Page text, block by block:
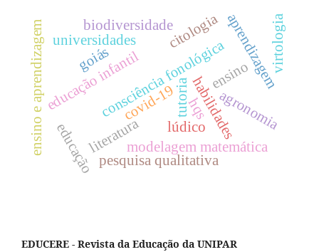
habilidades
consciência fonológica
educação infantil
modelagem matemática
literatura
ensino
aprendizagem
ensino e aprendizagem universidades
tutoria
covid-19
educação
virtologia
lúdico
citologia
biodiversidade
pesquisa qualitativa
agronomia
hqs
goiás
EDUCERE - Revista da Educação da UNIPAR